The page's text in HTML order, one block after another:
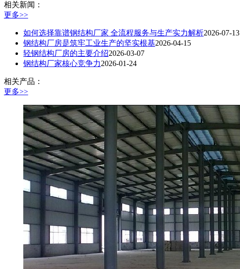
相关新闻：
更多>>
如何选择靠谱钢结构厂家 全流程服务与生产实力解析2026-07-13
钢结构厂房是筑牢工业生产的坚实根基2026-04-15
轻钢结构厂房的主要介绍2026-03-07
钢结构厂家核心竞争力2026-01-24
相关产品：
更多>>